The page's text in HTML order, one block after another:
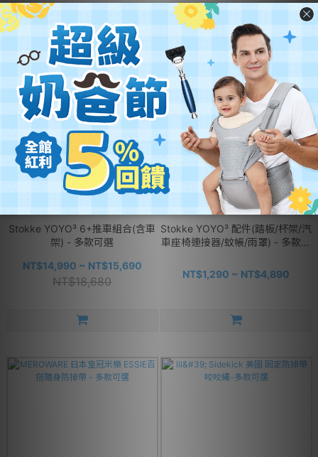
Stokke YOYO³ 6+推車組合(含車
架) - 多款可選
NT$14,990 ~ NT$15,690
NT$18,680
Stokke YOYO³ 配件(踏板/杯架/汽
車座椅連接器/蚊帳/雨罩) - 多款可
NT$1,290 ~ NT$4,890